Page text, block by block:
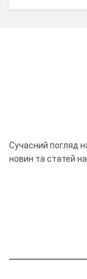
Сучасний погляд
новин та статей